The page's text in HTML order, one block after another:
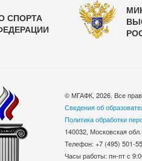
СПОРТА
© МГАФК, 2026. Все
Сведения об
Политика обработки
140032, Московская
Телефон: +7 (495)
Часы работы: пн-пт с